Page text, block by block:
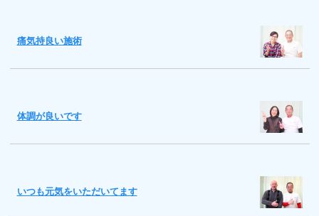
痛気持良い施術
体調が良いです
いつも元気をいただいてます